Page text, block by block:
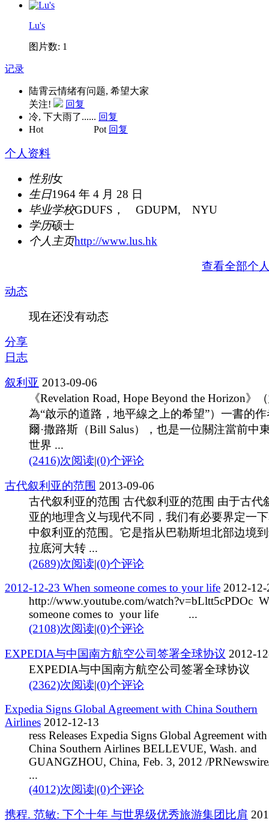
Lu's
图片数: 1
记录
陆霄云情绪有问题, 希望大家
关注!
回复
冷, 下大雨了...... 回复
Hot Pot 回复
个人资料
性别女
生日1964 年 4 月 28 日
毕业学校GDUFS， GDUPM, NYU
学历硕士
个人主页http://www.lus.hk
查看全部个
动态
现在还没有动态
分享
日志
叙利亚 2013-09-06
《Revelation Road, Hope Beyond the Horizon》
為“啟示的道路，地平線之上的希望”）一書的
爾·撒路斯（Bill Salus），也是一位關注當前中
世界 ...
(2416)次阅读|(0)个评论
古代叙利亚的范围 2013-09-06
古代叙利亚的范围 古代叙利亚的范围 由于古代
亚的地理含义与现代不同，我们有必要界定一
中叙利亚的范围。它是指从巴勒斯坦北部边境
拉底河大转 ...
(2689)次阅读|(0)个评论
2012-12-23 When someone comes to your life 2012-12-
http://www.youtube.com/watch?v=bLltt5cPDOc
someone comes to your life ...
(2108)次阅读|(0)个评论
EXPEDIA与中国南方航空公司签署全球协议 2012-
EXPEDIA与中国南方航空公司签署全球协议
(2362)次阅读|(0)个评论
Expedia Signs Global Agreement with China Southern
Airlines 2012-12-13
ress Releases Expedia Signs Global Agreement with
China Southern Airlines BELLEVUE, Wash. and
GUANGZHOU, China, Feb. 3, 2012 /
...
(4012)次阅读|(0)个评论
携程. 范敏: 下个十年 与世界级优秀旅游集团比肩